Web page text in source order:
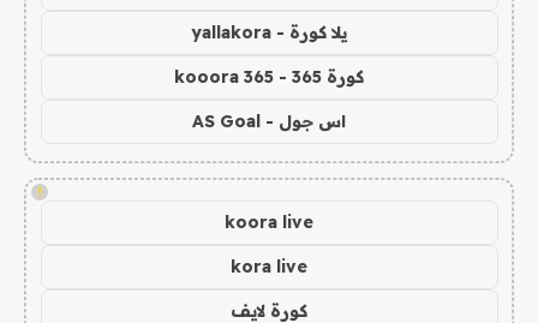
يلا كورة - yallakora
كورة 365 - kooora 365
اس جول - AS Goal
!
koora live
kora live
كورة لايف